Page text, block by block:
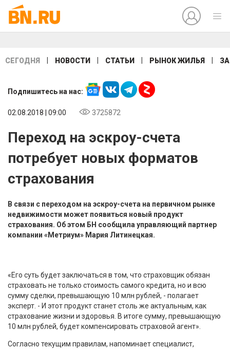
СЕГОДНЯ НОВОСТИ СТАТЬИ РЫНОК ЖИЛЬЯ
Подпишитесь на нас:
02.08.2018 | 09:00 3725872
Переход на эскроу-счета
потребует новых форматов
страхования
В связи с переходом на эскроу-счета на первичном рынке
недвижимости может появиться новый продукт
страхования. Об этом БН сообщила управляющий партнер
компании «Метриум» Мария Литинецкая.
«Его суть будет заключаться в том, что страховщик обязан
страховать не только стоимость самого кредита, но и всю
сумму сделки, превышающую 10 млн рублей, - полагает
эксперт. - И этот продукт станет столь же актуальным, как
страхование жизни и здоровья. В итоге сумму, превышающую
10 млн рублей, будет компенсировать страховой агент».
Согласно текущим правилам, напоминает специалист,